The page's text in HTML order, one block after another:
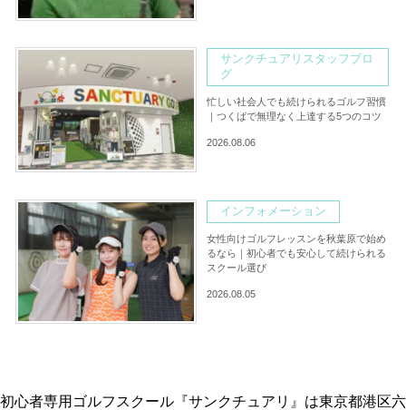
サンクチュアリスタッフブロ
グ
忙しい社会人でも続けられるゴルフ習慣
｜つくばで無理なく上達する5つのコツ
2026.08.06
インフォメーション
女性向けゴルフレッスンを秋葉原で始め
るなら｜初心者でも安心して続けられる
スクール選び
2026.08.05
初心者専用ゴルフスクール『サンクチュアリ』は東京都港区六